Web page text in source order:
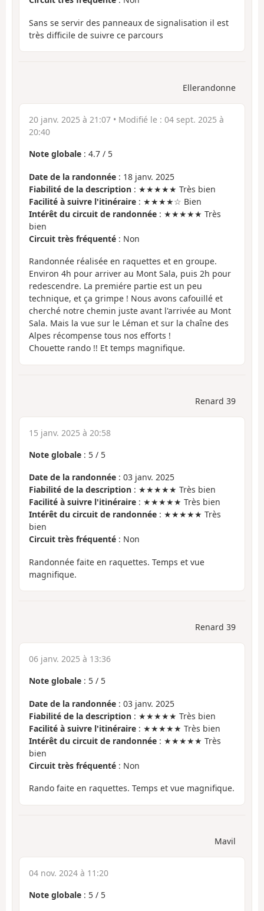
Sans se servir des panneaux de signalisation il est
très difficile de suivre ce parcours
Ellerandonne
20 janv. 2025 à 21:07 • Modifié le : 04 sept. 2025 à
20:40
Note globale : 4.7 / 5
Date de la randonnée : 18 janv. 2025
Fiabilité de la description : ★★★★★ Très bien
Facilité à suivre l'itinéraire : ★★★★☆ Bien
Intérêt du circuit de randonnée : ★★★★★ Très
bien
Circuit très fréquenté : Non
Randonnée réalisée en raquettes et en groupe.
Environ 4h pour arriver au Mont Sala, puis 2h pour
redescendre. La premiére partie est un peu
technique, et ça grimpe ! Nous avons cafouillé et
cherché notre chemin juste avant l'arrivée au Mont
Sala. Mais la vue sur le Léman et sur la chaîne des
Alpes récompense tous nos efforts !
Chouette rando !! Et temps magnifique.
Renard 39
15 janv. 2025 à 20:58
Note globale : 5 / 5
Date de la randonnée : 03 janv. 2025
Fiabilité de la description : ★★★★★ Très bien
Facilité à suivre l'itinéraire : ★★★★★ Très bien
Intérêt du circuit de randonnée : ★★★★★ Très
bien
Circuit très fréquenté : Non
Randonnée faite en raquettes. Temps et vue
magnifique.
Renard 39
06 janv. 2025 à 13:36
Note globale : 5 / 5
Date de la randonnée : 03 janv. 2025
Fiabilité de la description : ★★★★★ Très bien
Facilité à suivre l'itinéraire : ★★★★★ Très bien
Intérêt du circuit de randonnée : ★★★★★ Très
bien
Circuit très fréquenté : Non
Rando faite en raquettes. Temps et vue magnifique.
Mavil
04 nov. 2024 à 11:20
Note globale : 5 / 5